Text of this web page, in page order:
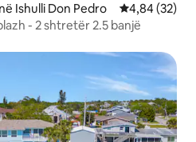
Ishulli Don Pedro Vlerësimi
4,84 (32)
- 2 shtretër 2.5 banjë
klientëve